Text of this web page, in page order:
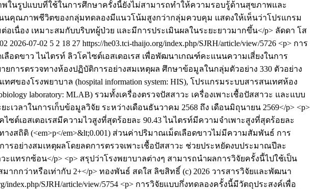
พในรูปแบบที่ใช้ในการศึกษาครั้งนี้ยังไม่สามารถทำให้ความรอบรู้ด้านสุขภาพและ
คุณภาพชีวิตของกลุ่มทดลองมีแนวโน้มสูงกว่ากลุ่มควบคุม แสดงให้เห็นว่าโปรแกรม
นื่อง เหมาะสมกับบริบทผู้ป่วย และมีการประเมินผลในระยะยาวมากขึ้น</p> ลัดดา โส
2026-07-02 5 2 18 27 https://he03.tci-thaijo.org/index.php/SJRH/article/view/5726 <p> การ
ดขาว ไนไตรท์ ลิวโคไซต์เอสเตอเรส เพื่อพัฒนาเกณฑ์คะแนนความเสี่ยงในการ
การตรวจทางห้องปฏิบัติการอย่างสมเหตุผล ศึกษาข้อมูลในกลุ่มตัวอย่าง 330 ตัวอย่าง
องโรงพยาบาล (hospital information system: HIS), โปรแกรมระบบสารสนเทศห้อง
laboratory: MLAB) รวมทั้งเครื่องตรวจปัสสาวะ เครื่องเพาะเชื้อปัสสาวะ และแบบ
วลาในการเก็บข้อมูลวิจัย ระหว่างเดือนธันวาคม 2568 ถึง เดือนมิถุนายน 2569</p> <p>
ต์เอสเตอเรสมีความไวสูงที่สุดร้อยละ 90.43 ไนไตรท์มีความจำเพาะสูงที่สุดร้อยละ
สถิติ (<em>p</em>&lt;0.001) ส่วนค่าปริมาณเม็ดเลือดขาวไม่มีความสัมพันธ์ การ
อย่างสมเหตุผลโดยลดการตรวจเพาะเชื้อปัสสาวะ ช่วยประหยัดงบประมาณปีละ
แทรกซ้อน</p> <p> สรุปว่าโรงพยาบาลต่างๆ สามารถนำผลการวิจัยครั้งนี้ไปใช้เป็น
ากกว่าหรือเท่ากับ 2+</p> ทองพันธ์ สดใส ลิขสิทธิ์ (c) 2026 วารสารวิจัยและพัฒนา
index.php/SJRH/article/view/5754 <p> การวิจัยแบบกึ่งทดลองครั้งนี้มีวัตถุประสงค์เพื่อ